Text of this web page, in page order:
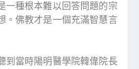
一種根本難以回答問題的宗
。佛教才是一個充滿智慧言
到當時陽明醫學院韓偉院長